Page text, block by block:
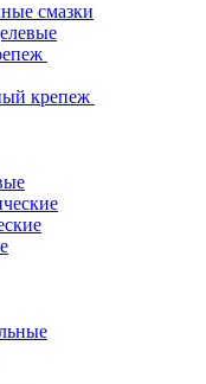
смазки
крепеж